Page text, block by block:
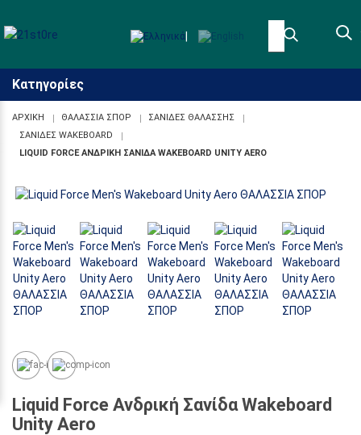
Κατηγορίες
ΑΡΧΙΚΉ ΘΑΛΑΣΣΙΑ ΣΠΟΡ
ΣΑΝΙΔΕΣ ΘΑΛΑΣΣΗΣ
ΣΑΝΙΔΕΣ WAKEBOARD
LIQUID FORCE ΑΝΔΡΙΚΉ ΣΑΝΊΔΑ WAKEBOARD UNITY AERO
Liquid Force Ανδρική Σανίδα Wakeboard
Unity Aero
Προσβασιμότητα